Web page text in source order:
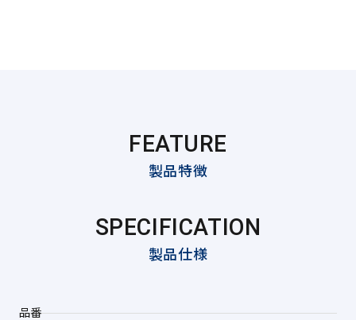
FEATURE
製品特徴
SPECIFICATION
製品仕様
品番